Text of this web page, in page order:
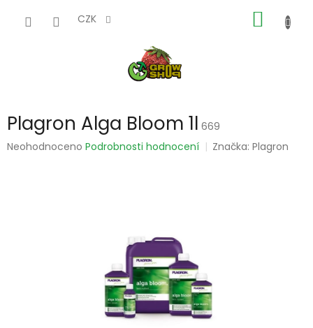
CZK
KOŠÍK
Plagron Alga Bloom 1l 669
Průměrné
Neohodnoceno Podrobnosti hodnocení Značka:Plagron